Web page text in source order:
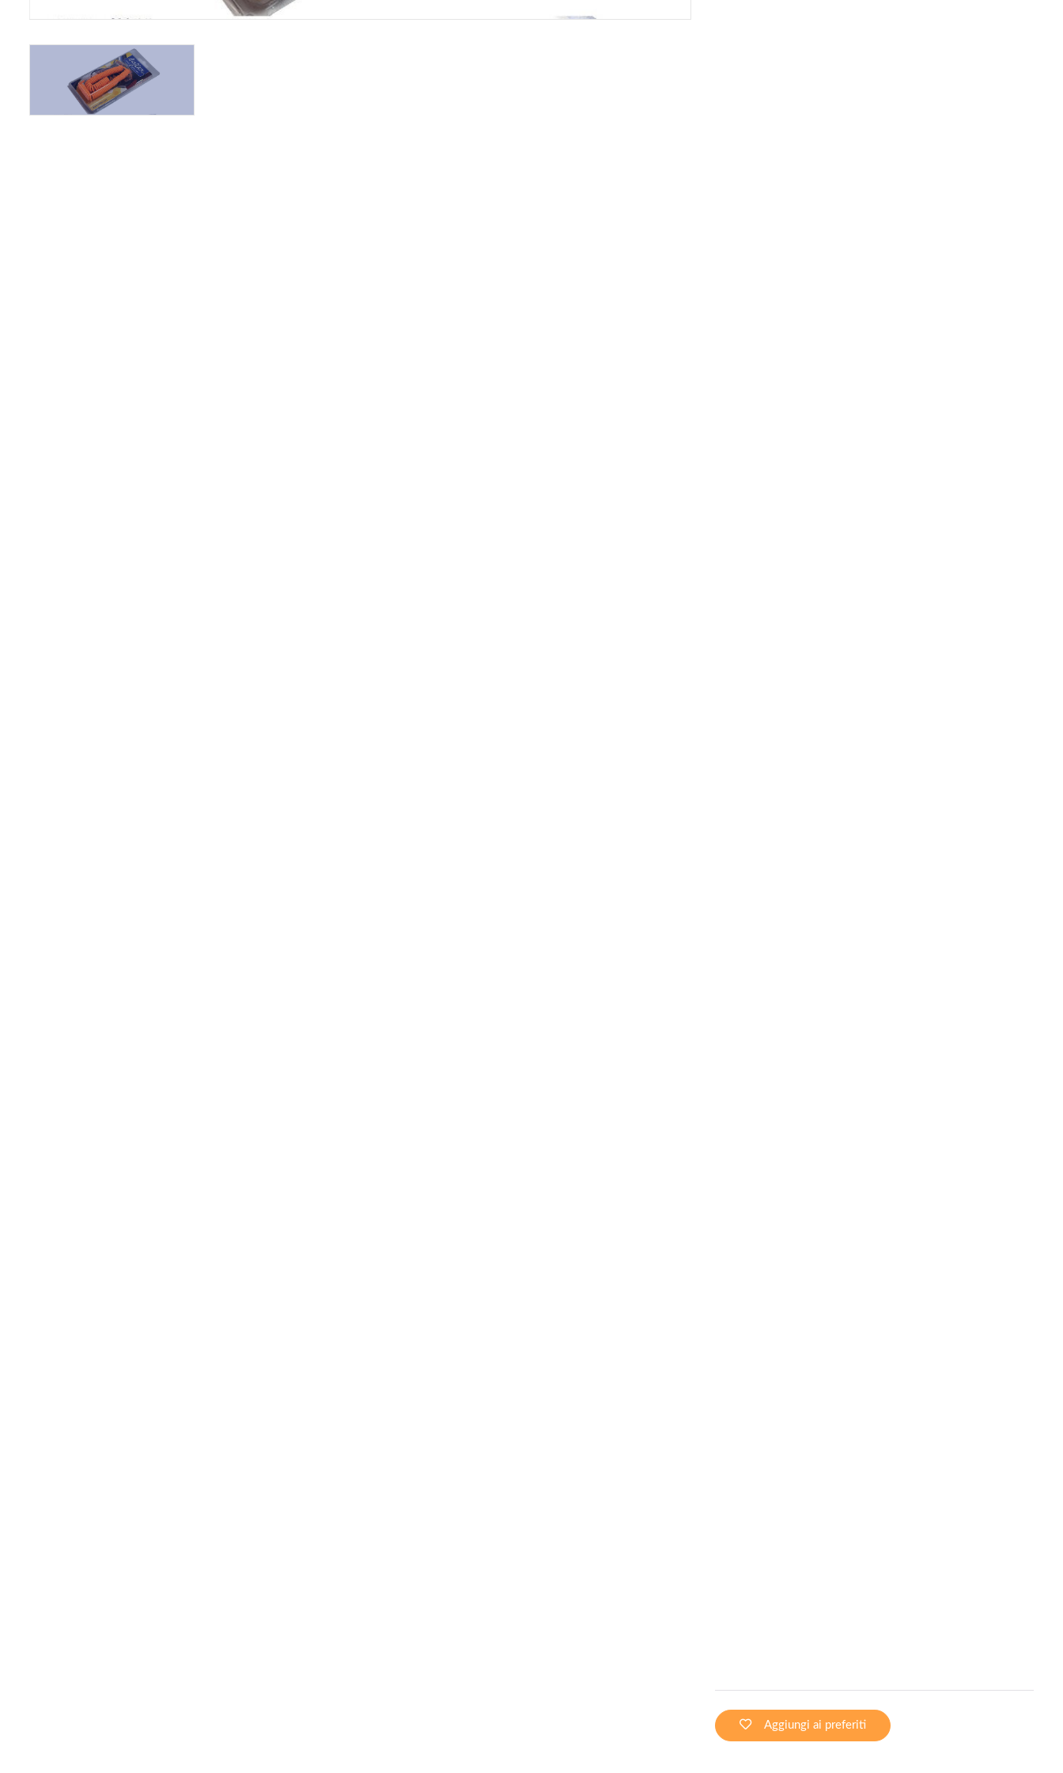
Aggiungi ai preferiti